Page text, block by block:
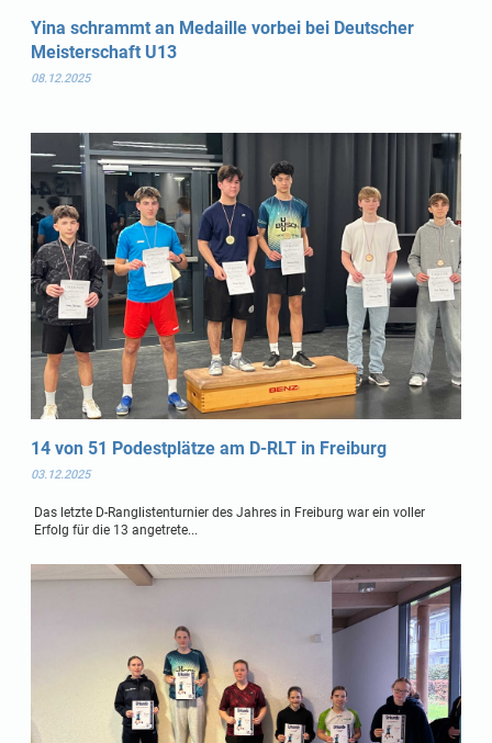
Yina schrammt an Medaille vorbei bei Deutscher
Meisterschaft U13
08.12.2025
14 von 51 Podestplätze am D-RLT in Freiburg
03.12.2025
Das letzte D-Ranglistenturnier des Jahres in Freiburg war ein voller
Erfolg für die 13 angetrete...